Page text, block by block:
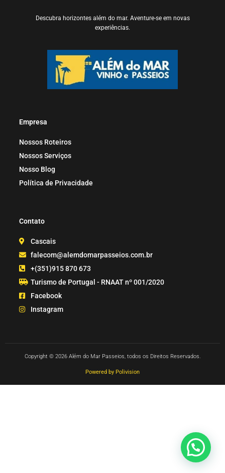
Descubra horizontes além do mar. Aventure-se em novas
experiências.
Empresa
Nossos Roteiros
Nossos Serviços
Nosso Blog
Política de Privacidade
Contato
Cascais
falecom@alemdomarpasseios.com.br
+(351)915 870 673
Turismo de Portugal - RNAAT nº 001/2020
Facebook
Instagram
Copyright © 2026 Além do Mar Passeios, todos os Direitos Reservados.
Powered by Polivision